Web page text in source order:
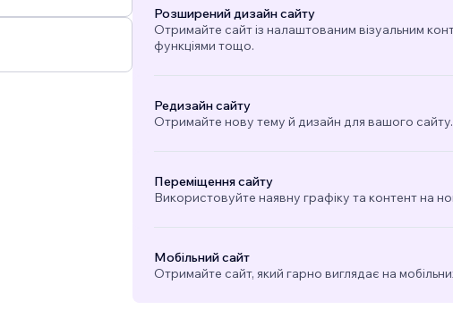
Розширений дизайн сайту
Отримайте сайт із налаштованим візуальним
функціями тощо.
Редизайн сайту
Отримайте нову тему й дизайн для вашого сайту.
Переміщення сайту
Використовуйте наявну графіку та контент на
Мобільний сайт
Отримайте сайт, який гарно виглядає на